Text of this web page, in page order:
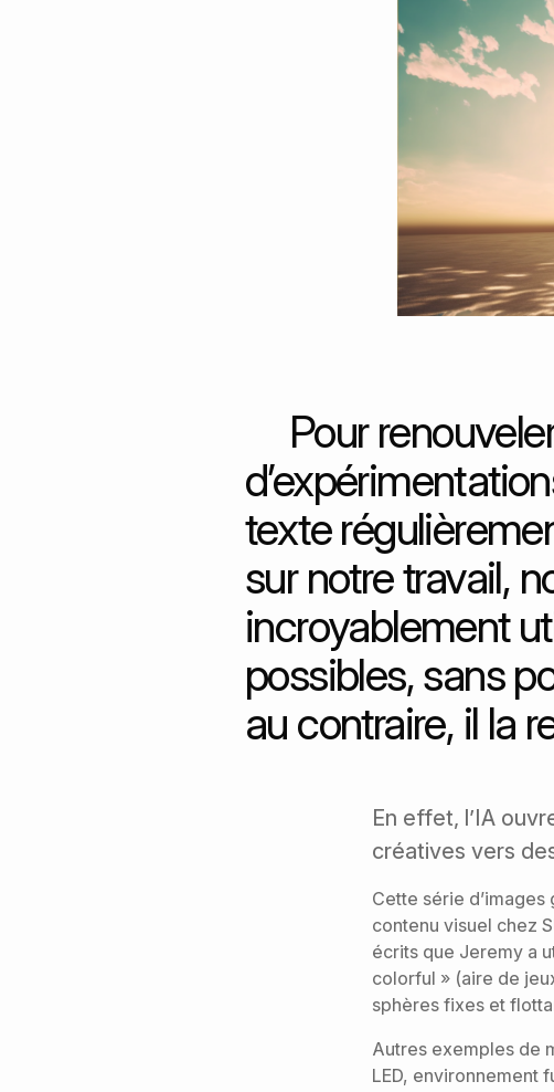
Pour
texte
sur notre travail,
incroyablement
possibles, sans
au contraire, il la
En effet, l’IA
créatives vers
Cette série d’images
contenu visuel chez
écrits que Jeremy a
colorful » (aire de
sphères fixes et
Autres exemples de
LED, environnement